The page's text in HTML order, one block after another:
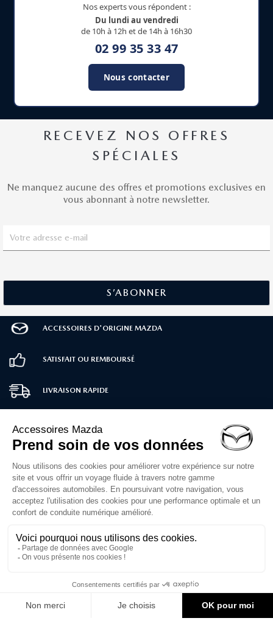
Nos experts vous répondent :
Du lundi au vendredi
de 10h à 12h et de 14h à 16h30
02 99 35 33 47
Nous contacter
RECEVEZ NOS OFFRES
SPÉCIALES
Ne manquez aucune des offres et promotions exclusives en
vous abonnant à notre newsletter.
ACCESSOIRES D'ORIGINE MAZDA
SATISFAIT OU REMBOURSÉ
LIVRAISON RAPIDE
02 30 71 00 14
Du lundi au vendredi
de 10h à 12h et 14h à 16h30